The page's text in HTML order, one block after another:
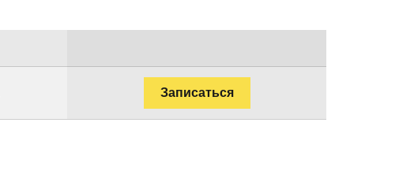
Записаться